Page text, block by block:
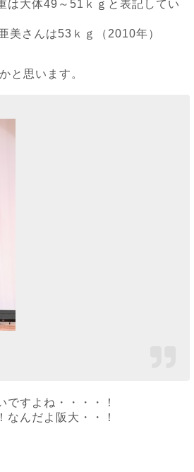
は大体49～51ｋｇと表記してい
美さんは53ｋｇ（2010年）
と思います。
すよね・・・・！
んだよ阪大・・！